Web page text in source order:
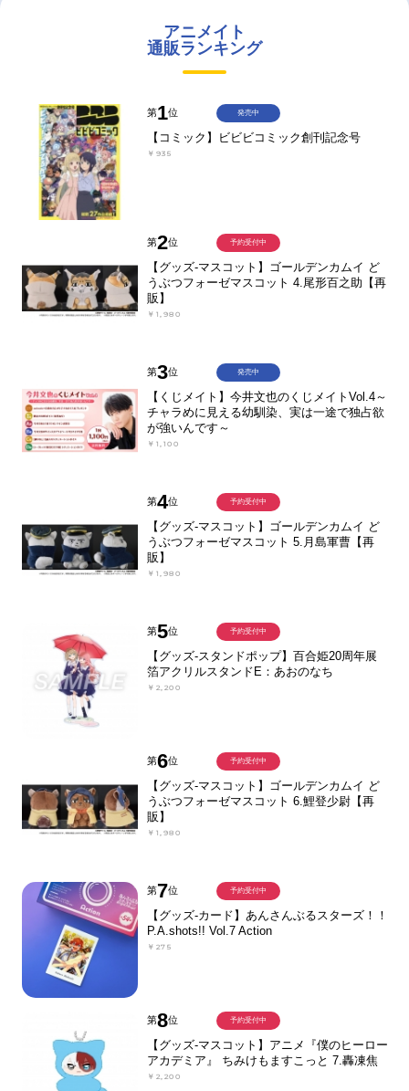
アニメイト
通販ランキング
第1位
【コミック】ビビビコミック創刊記念号
￥935
発売中
第2位
【グッズ-マスコット】ゴールデンカムイ ど
うぶつフォーゼマスコット 4.尾形百之助【再
販】
￥1,980
予約受付中
第3位
【くじメイト】今井文也のくじメイトVol.4～
チャラめに見える幼馴染、実は一途で独占欲
が強いんです～
￥1,100
発売中
第4位
【グッズ-マスコット】ゴールデンカムイ ど
うぶつフォーゼマスコット 5.月島軍曹【再
販】
￥1,980
予約受付中
第5位
【グッズ-スタンドポップ】百合姫20周年展
箔アクリルスタンドE：あおのなち
￥2,200
予約受付中
第6位
【グッズ-マスコット】ゴールデンカムイ ど
うぶつフォーゼマスコット 6.鯉登少尉【再
販】
￥1,980
予約受付中
第7位
【グッズ-カード】あんさんぶるスターズ！！
P.A.shots!! Vol.7 Action
￥275
予約受付中
第8位
【グッズ-マスコット】アニメ『僕のヒーロー
アカデミア』 ちみけもますこっと 7.轟凍焦
￥2,200
予約受付中